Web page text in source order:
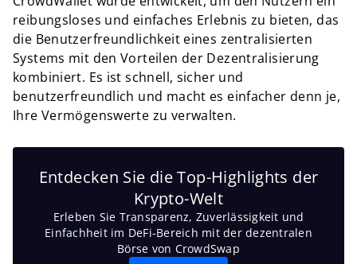
reibungsloses und einfaches Erlebnis zu bieten, das
die Benutzerfreundlichkeit eines zentralisierten
Systems mit den Vorteilen der Dezentralisierung
kombiniert. Es ist schnell, sicher und
benutzerfreundlich und macht es einfacher denn je,
Ihre Vermögenswerte zu verwalten.
Entdecken Sie die Top-Highlights der
Krypto-Welt
Erleben Sie Transparenz, Zuverlässigkeit und
Einfachheit im DeFi-Bereich mit der dezentralen
Börse von CrowdSwap